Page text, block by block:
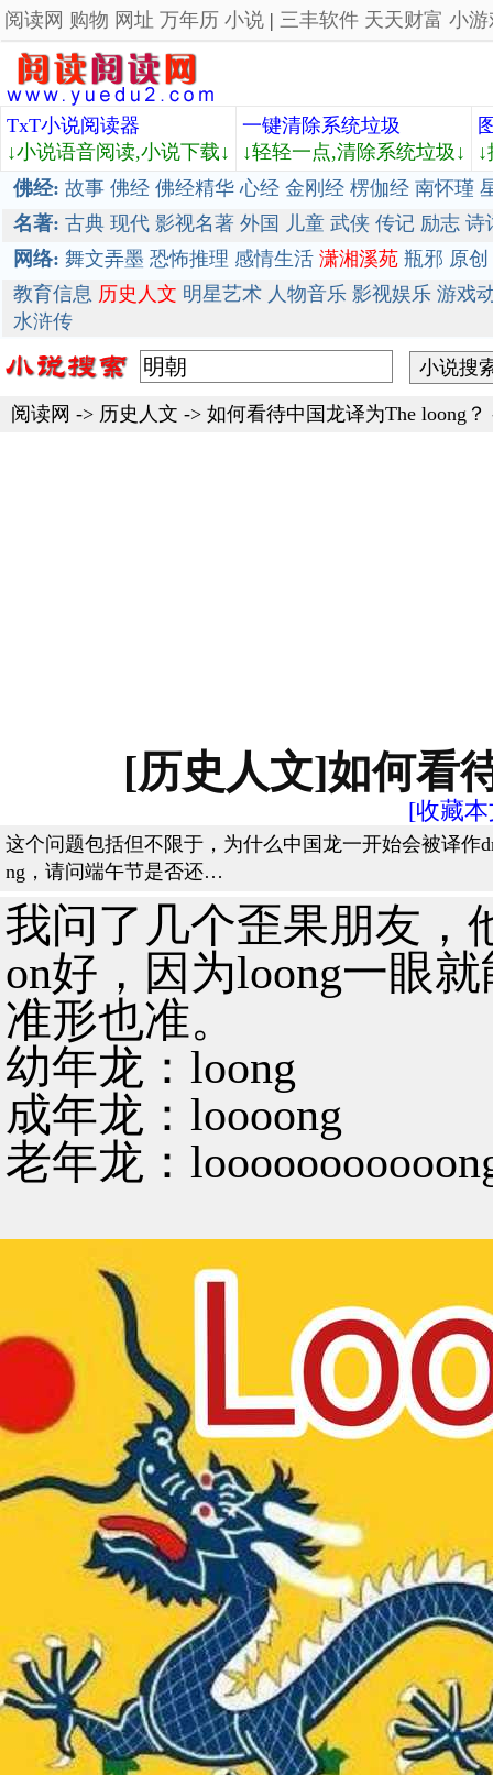
阅读网 购物 网址 万年历 小说 | 三丰软件 天天财富 小游
TxT小说阅读器
↓小说语音阅读,小说下载↓
一键清除系统垃圾
↓轻轻一点,清除系统垃圾↓
佛经: 故事 佛经 佛经精华 心经 金刚经 楞伽经 南怀瑾
名著: 古典 现代 影视名著 外国 儿童 武侠 传记 励志 诗
网络: 舞文弄墨 恐怖推理 感情生活 潇湘溪苑 瓶邪 原创
教育信息 历史人文 明星艺术 人物音乐 影视娱乐 游戏
水浒传
阅读网 -> 历史人文 -> 如何看待中国龙译为The loong？
[历史人文]如何看
[收藏
这个问题包括但不限于，为什么中国龙一开始会被译作
ng，请问端午节是否还…
我问了几个歪果朋友，
on好，因为loong一眼
准形也准。
幼年龙：loong
成年龙：loooong
老年龙：